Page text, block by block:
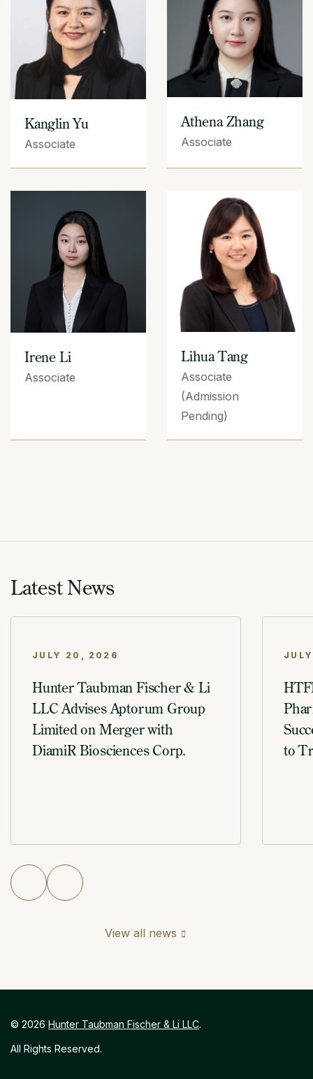
Kanglin Yu
Associate
Athena Zhang
Associate
Irene Li
Associate
Lihua Tang
Associate
(Admission
Pending)
Latest News
JULY 20, 2026
Hunter Taubman Fischer & Li
LLC Advises Aptorum Group
Limited on Merger with
DiamiR Biosciences Corp.
to
View all news
© 2026 Hunter Taubman Fischer & Li LLC.
All Rights Reserved.